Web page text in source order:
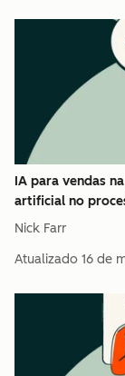
IA para vendas
artificial no
Nick Farr
Atualizado 16 de